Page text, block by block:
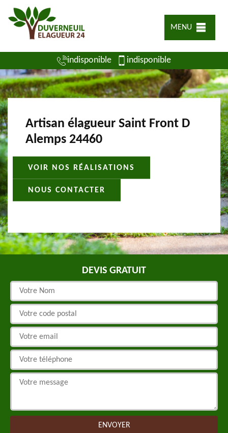
MENU
indisponible indisponible
Artisan élagueur Saint Front D
Alemps 24460
VOIR NOS RÉALISATIONS
NOUS CONTACTER
DEVIS GRATUIT